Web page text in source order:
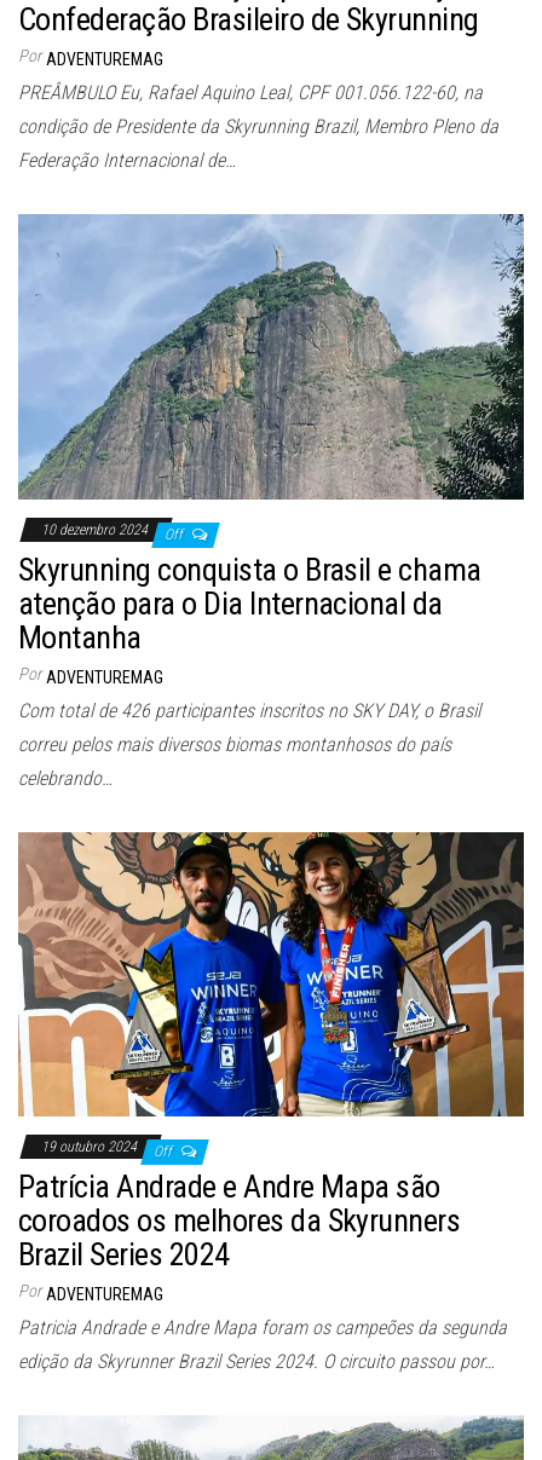
Confederação Brasileiro de Skyrunning
Por ADVENTUREMAG
PREÂMBULO Eu, Rafael Aquino Leal, CPF 001.056.122-60, na
condição de Presidente da Skyrunning Brazil, Membro Pleno da
Federação Internacional de…
10 dezembro 2024 Off
Skyrunning conquista o Brasil e chama
atenção para o Dia Internacional da
Montanha
Por ADVENTUREMAG
Com total de 426 participantes inscritos no SKY DAY, o Brasil
correu pelos mais diversos biomas montanhosos do país
celebrando…
19 outubro 2024 Off
Patrícia Andrade e Andre Mapa são
coroados os melhores da Skyrunners
Brazil Series 2024
Por ADVENTUREMAG
Patricia Andrade e Andre Mapa foram os campeões da segunda
edição da Skyrunner Brazil Series 2024. O circuito passou por…